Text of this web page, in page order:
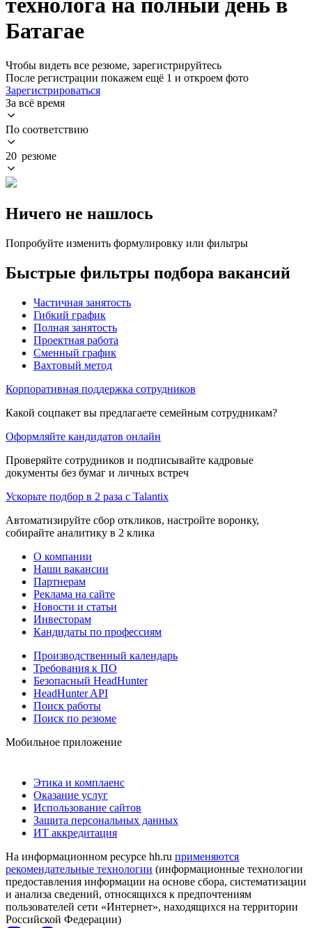
технолога на полный день в
Батагае
Чтобы видеть все резюме, зарегистрируйтесь
После регистрации покажем ещё 1 и откроем фото
Зарегистрироваться
За всё время
По соответствию
20 резюме
Ничего не нашлось
Попробуйте изменить формулировку или фильтры
Быстрые фильтры подбора вакансий
Частичная занятость
Гибкий график
Полная занятость
Проектная работа
Сменный график
Вахтовый метод
Корпоративная поддержка сотрудников
Какой соцпакет вы предлагаете семейным сотрудникам?
Оформляйте кандидатов онлайн
Проверяйте сотрудников и подписывайте кадровые
документы без бумаг и личных встреч
Ускорьте подбор в 2 раза с Talantix
Автоматизируйте сбор откликов, настройте воронку,
собирайте аналитику в 2 клика
О компании
Наши вакансии
Партнерам
Реклама на сайте
Новости и статьи
Инвесторам
Кандидаты по профессиям
Производственный календарь
Требования к ПО
Безопасный HeadHunter
HeadHunter API
Поиск работы
Поиск по резюме
Мобильное приложение
Этика и комплаенс
Оказание услуг
Использование сайтов
Защита персональных данных
ИТ аккредитация
На информационном ресурсе hh.ru применяются
рекомендательные технологии (информационные технологии
предоставления информации на основе сбора, систематизации
и анализа сведений, относящихся к предпочтениям
пользователей сети «Интернет», находящихся на территории
Российской Федерации)